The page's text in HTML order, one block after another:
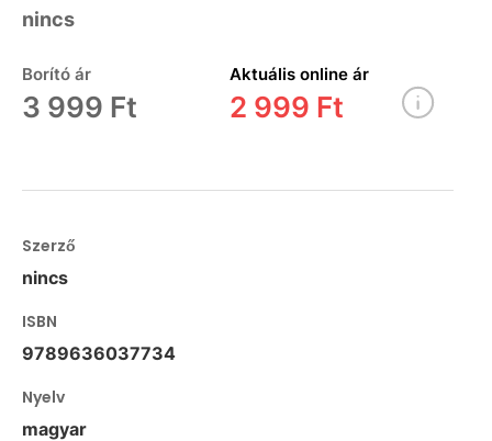
nincs
Borító ár
3 999 Ft
Aktuális online ár
2 999 Ft
Szerző
nincs
ISBN
9789636037734
Nyelv
magyar